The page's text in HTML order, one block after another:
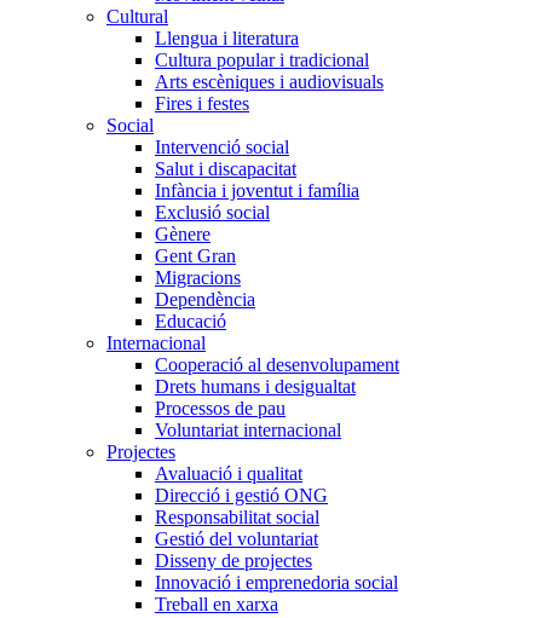
Cultural
Llengua i literatura
Cultura popular i tradicional
Arts escèniques i audiovisuals
Fires i festes
Social
Intervenció social
Salut i discapacitat
Infància i joventut i família
Exclusió social
Gènere
Gent Gran
Migracions
Dependència
Educació
Internacional
Cooperació al desenvolupament
Drets humans i desigualtat
Processos de pau
Voluntariat internacional
Projectes
Avaluació i qualitat
Direcció i gestió ONG
Responsabilitat social
Gestió del voluntariat
Disseny de projectes
Innovació i emprenedoria social
Treball en xarxa